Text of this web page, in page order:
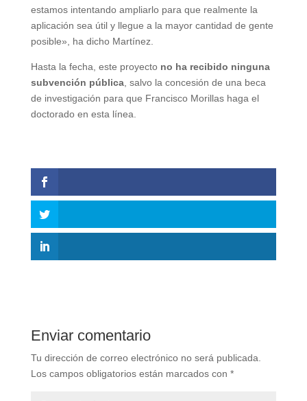
estamos intentando ampliarlo para que realmente la
aplicación sea útil y llegue a la mayor cantidad de gente
posible», ha dicho Martínez.
Hasta la fecha, este proyectono ha recibido ninguna
subvención pública, salvo la concesión de una beca
de investigación para que Francisco Morillas haga el
doctorado en esta línea.
Enviar comentario
Tu dirección de correo electrónico no será publicada.
Los campos obligatorios están marcados con *